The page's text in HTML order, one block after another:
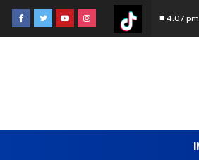
■ 4:07